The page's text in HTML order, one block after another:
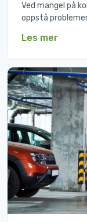
Ved mangel på
oppstå
Les mer